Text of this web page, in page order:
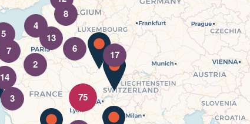
5
4
3
17
6
75
14
7
13
2
8